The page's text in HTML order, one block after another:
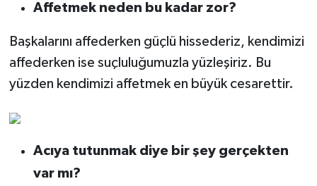
Affetmek neden bu kadar zor?
Başkalarını affederken güçlü hissederiz, kendimizi
affederken ise suçluluğumuzla yüzleşiriz. Bu
yüzden kendimizi affetmek en büyük cesarettir.
Acıya tutunmak diye bir şey gerçekten
var mı?